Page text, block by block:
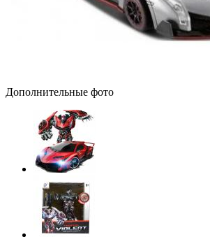
Дополнительные фото